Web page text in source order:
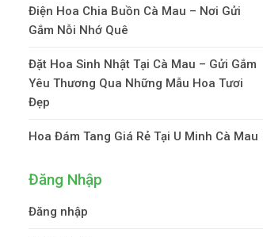
Điện Hoa Chia Buồn Cà Mau – Nơi Gửi
Gắm Nỗi Nhớ Quê
Đặt Hoa Sinh Nhật Tại Cà Mau – Gửi Gắm
Yêu Thương Qua Những Mẫu Hoa Tươi
Đẹp
Hoa Đám Tang Giá Rẻ Tại U Minh Cà Mau
Đăng Nhập
Đăng nhập